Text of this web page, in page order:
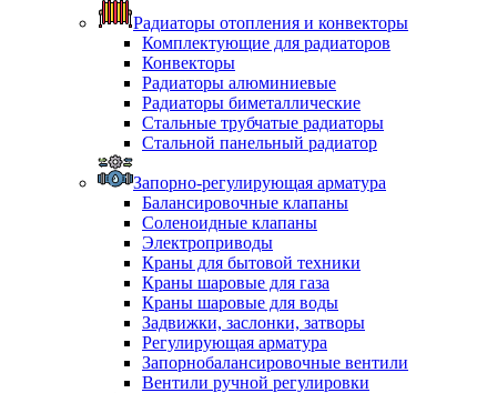
Радиаторы отопления и конвекторы
Комплектующие для радиаторов
Конвекторы
Радиаторы алюминиевые
Радиаторы биметаллические
Стальные трубчатые радиаторы
Стальной панельный радиатор
Запорно-регулирующая арматура
Балансировочные клапаны
Соленоидные клапаны
Электроприводы
Краны для бытовой техники
Краны шаровые для газа
Краны шаровые для воды
Задвижки, заслонки, затворы
Регулирующая арматура
Запорнобалансировочные вентили
Вентили ручной регулировки